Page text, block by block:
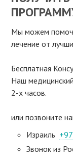
Мы можем
лечение от
Бесплатная
Наш
2-х часов.
или позвоните
Израиль
Звонок из